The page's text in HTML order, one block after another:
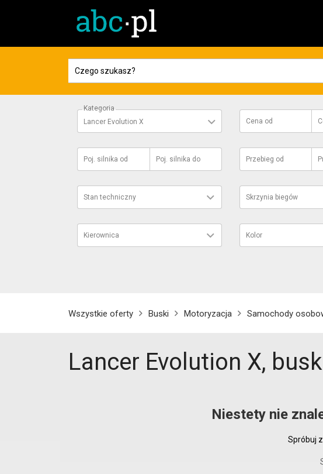
Kategoria
Lancer Evolution X
Cena od
Poj. silnika od Poj. silnika do Przebieg od
Stan techniczny Skrzynia biegów
Kierownica Kolor
Wszystkie oferty Buski Motoryzacja Samochody
Lancer Evolution X,
Niestety nie
Spróbuj